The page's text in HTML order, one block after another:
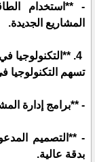
- **استخدام
المشاريع الجديدة.
تسهم التكنولوجيا
- **برامج إدارة
بدقة عالية.